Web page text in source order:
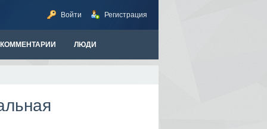
Войти Регистрация
КОММЕНТАРИИ ЛЮДИ